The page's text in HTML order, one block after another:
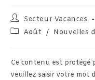
Auteur/autrice
de
la
Secteur Vacances
PostAoût / Nouvelles
Ce contenu est protégé
veuillez saisir votre mot